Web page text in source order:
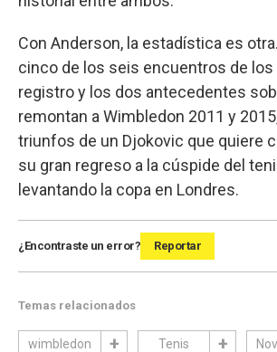
Con Anderson, la estadística es
cinco de los seis encuentros de los
registro y los dos antecedentes
remontan a Wimbledon 2011 y
triunfos de un Djokovic que quiere
su gran regreso a la cúspide del
levantando la copa en Londres.
¿Encontraste un error? Reportar
Temas relacionados
wimbledon Tenis